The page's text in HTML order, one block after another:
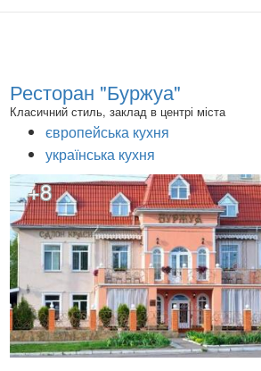
Ресторан "Буржуа"
Класичний стиль, заклад в центрі міста
європейська кухня
українська кухня
+8